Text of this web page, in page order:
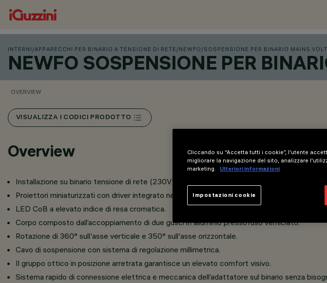
INTERNI /APPARECCHI PER BINARIO A TENSIONE DI RETE /NEWFO /SOSPENSIONE PER BINARIO MAINS
NEWFO SOSPENSIONE PER
OVERVIEW
VISUALIZZA I CODICI PRODOTTO
Overview
Installazione su binario tensione di rete (230V).
Proiettori miniaturizzati con driver integrato nell’adattatore intrack.
LED CoB a elevato indice di resa cromatica.
Corpo composto dall’accoppiamento di due gusci in alluminio pressofuso verniciato.
Rotazione di 360° sull'asse verticale e 350° sull'asse orizzontale.
Cavo di sospensione con sistema di regolazione millimetrica.
Il gruppo ottico in posizione arretrata garantisce un elevato comfort visivo.
Sistema rapido di connessione elettrica e meccanica dell’adattatore sul binario senza
Cliccando su “Accetta tutti i cookie”, l'utente
migliorare la navigazione del sito, analizzare
marketing.
Ulteriori informazioni
Impostazioni cookie